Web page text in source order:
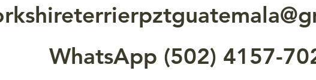
WhatsApp (502) 4157-